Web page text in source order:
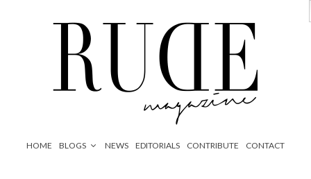
HOME BLOGS NEWS EDITORIALS CONTRIBUTE CONTACT